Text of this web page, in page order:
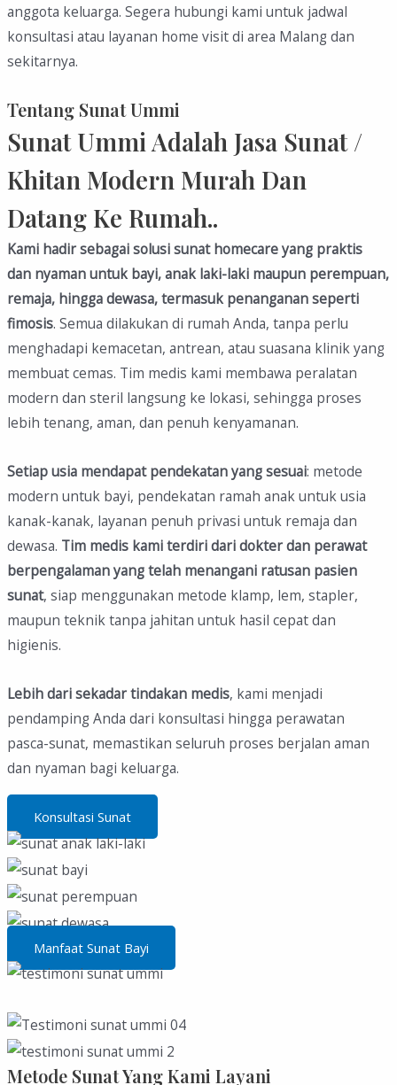
anggota keluarga. Segera hubungi kami untuk jadwal
konsultasi atau layanan home visit di area Malang dan
sekitarnya.
Tentang Sunat Ummi
Sunat Ummi Adalah Jasa Sunat /
Khitan Modern Murah Dan
Datang Ke Rumah..
Kami hadir sebagai solusi sunat homecare yang praktis
dan nyaman untuk bayi, anak laki-laki maupun perempuan,
remaja, hingga dewasa, termasuk penanganan seperti
fimosis. Semua dilakukan di rumah Anda, tanpa perlu
menghadapi kemacetan, antrean, atau suasana klinik yang
membuat cemas. Tim medis kami membawa peralatan
modern dan steril langsung ke lokasi, sehingga proses
lebih tenang, aman, dan penuh kenyamanan.
Setiap usia mendapat pendekatan yang sesuai: metode
modern untuk bayi, pendekatan ramah anak untuk usia
kanak-kanak, layanan penuh privasi untuk remaja dan
dewasa. Tim medis kami terdiri dari dokter dan perawat
berpengalamanyang telah menangani ratusan pasien
sunat, siap menggunakan metode klamp, lem, stapler,
maupun teknik tanpa jahitan untuk hasil cepat dan
higienis.
Lebih dari sekadar tindakan medis, kami menjadi
pendamping Anda dari konsultasi hingga perawatan
pasca-sunat, memastikan seluruh proses berjalan aman
dan nyaman bagi keluarga.
Konsultasi Sunat
Manfaat Sunat Bayi
Metode Sunat Yang Kami Layani